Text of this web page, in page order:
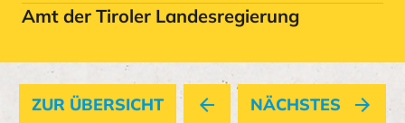
Amt der Tiroler Landesregierung
ZUR ÜBERSICHT arrow_back NÄCHSTES arrow_forward